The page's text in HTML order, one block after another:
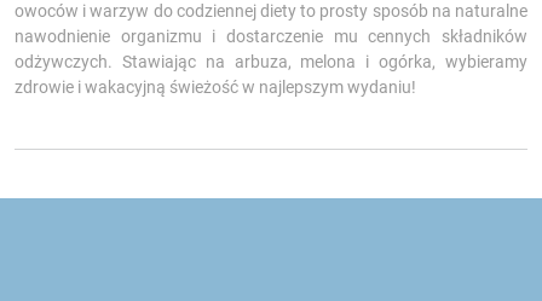
owoców i warzyw do codziennej diety to prosty sposób na naturalne
nawodnienie organizmu i dostarczenie mu cennych składników
odżywczych. Stawiając na arbuza, melona i ogórka, wybieramy
zdrowie i wakacyjną świeżość w najlepszym wydaniu!